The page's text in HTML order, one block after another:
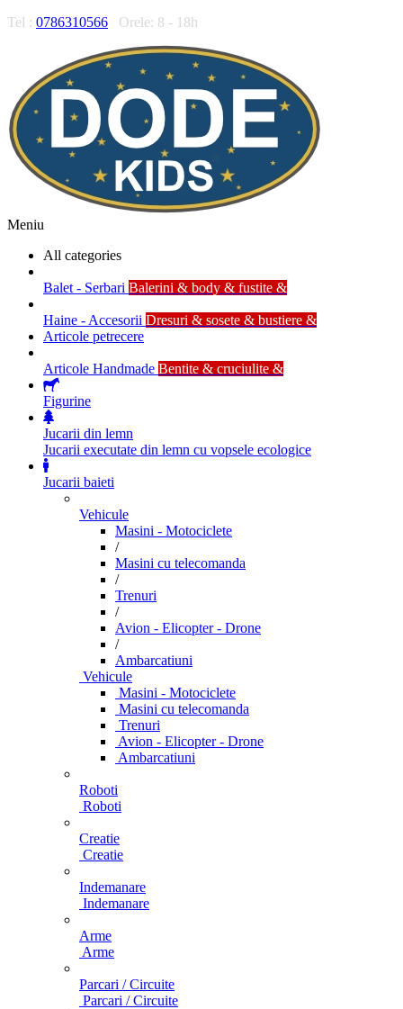
Tel : 0786310566 Orele: 8 - 18h
Meniu
All categories
Balet - Serbari Balerini & body & fustite &
Haine - Accesorii Dresuri & sosete & bustiere &
Articole petrecere
Articole Handmade Bentite & cruciulite &
Figurine
Jucarii din lemn
Jucarii executate din lemn cu vopsele ecologice
Jucarii baieti
Vehicule
Masini - Motociclete
/
Masini cu telecomanda
/
Trenuri
/
Avion - Elicopter - Drone
/
Ambarcatiuni
Vehicule
Masini - Motociclete
Masini cu telecomanda
Trenuri
Avion - Elicopter - Drone
Ambarcatiuni
Roboti
Roboti
Creatie
Creatie
Indemanare
Indemanare
Arme
Arme
Parcari / Circuite
Parcari / Circuite